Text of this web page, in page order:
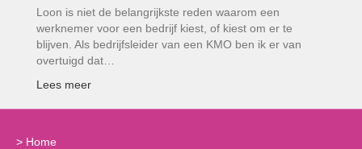
Loon is niet de belangrijkste reden waarom een
werknemer voor een bedrijf kiest, of kiest om er te
blijven. Als bedrijfsleider van een KMO ben ik er van
overtuigd dat…
Lees meer
> Home